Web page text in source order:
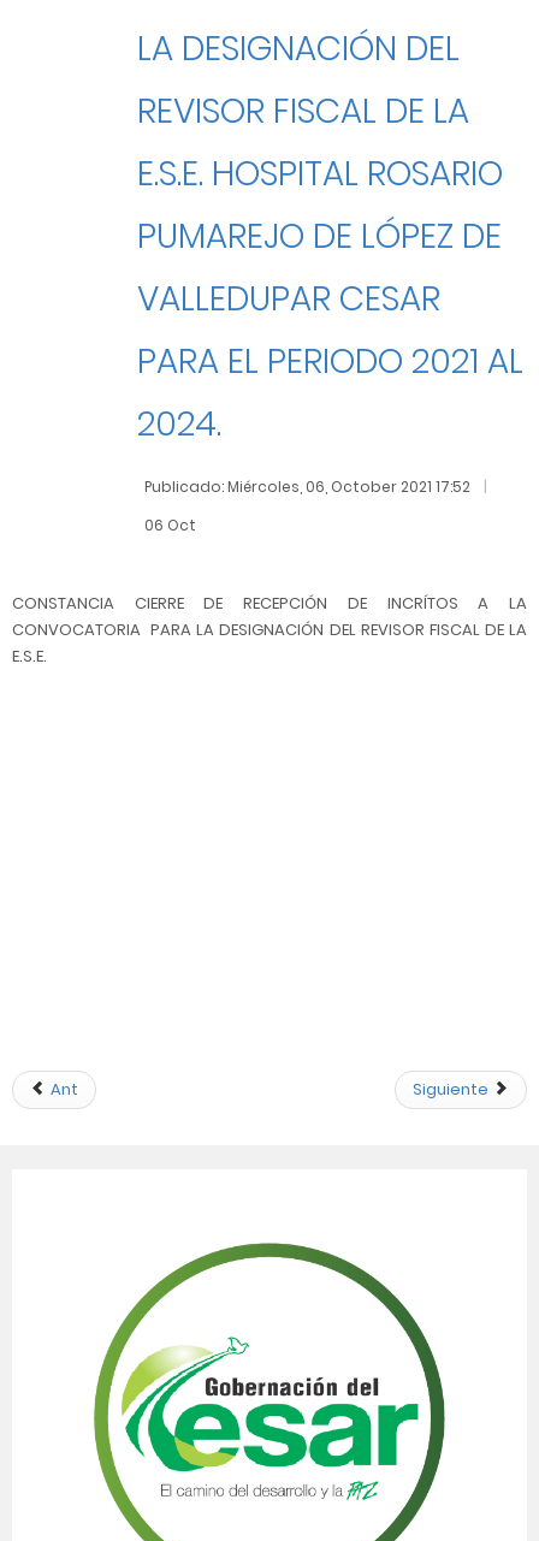
LA DESIGNACIÓN DEL
REVISOR FISCAL DE LA
E.S.E. HOSPITAL ROSARIO
PUMAREJO DE LÓPEZ DE
VALLEDUPAR CESAR
PARA EL PERIODO 2021 AL
2024.
Publicado: Miércoles, 06, October 2021 17:52
06 Oct
CONSTANCIA CIERRE DE RECEPCIÓN DE INCRÍTOS A LA
CONVOCATORIA PARA LA DESIGNACIÓN DEL REVISOR FISCAL DE LA
E.S.E.
Ant Siguiente